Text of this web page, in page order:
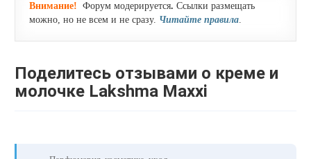
Внимание! Форум модерируется. Ссылки размещать
можно, но не всем и не сразу. Читайте правила.
Поделитесь отзывами о креме и
молочке Lakshma Maxxi